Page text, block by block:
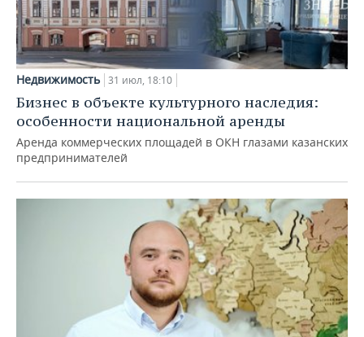
Недвижимость 31 июл, 18:10
Бизнес в объекте культурного наследия:
особенности национальной аренды
Аренда коммерческих площадей в ОКН глазами казанских
предпринимателей